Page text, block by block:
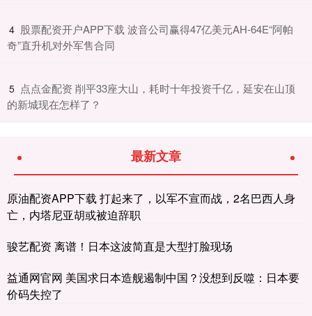
4 ​股票配资开户APP下载 波音公司赢得47亿美元AH-64E“阿帕
奇”直升机对外军售合同
5 ​点点金配资 削平33座大山，耗时十年投资千亿，延安在山顶
的新城现在怎样了？
最新文章
原油配资APP下载 打起来了，以军不宣而战，2名巴西人身
亡，内塔尼亚胡或被迫辞职
骏艺配资 离谱！日本这波简直是大型打脸现场
益通网官网 美国求日本造舰遏制中国？没想到反噬：日本要
价码失控了